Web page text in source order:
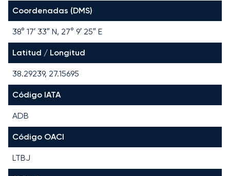
Coordenadas (DMS)
38° 17′ 33″ N, 27° 9′ 25″ E
Latitud / Longitud
38.29239, 27.15695
Código IATA
ADB
Código OACI
LTBJ